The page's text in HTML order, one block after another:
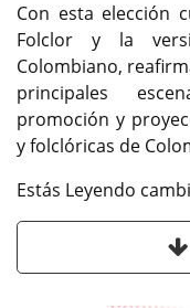
Con esta elección
Folclor y la
Colombiano,
principales
promoción y
y folclóricas de
Estás Leyendo